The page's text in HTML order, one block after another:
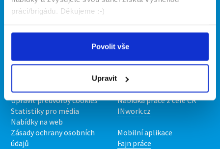
práci/brigádu. Děkujeme :-)
Povolit vše
Upravit
Hledané brigády
Ceník
Kontakt
Podmínky
Upravit předvolby cookies
Statistiky pro média
Nabídky na web
Zásady ochrany osobních
údajů
Naše další projekty
Mobilní aplikace
Fajn brigády
Nabídka práce z celé ČR
INwork.cz
Mobilní aplikace
Fajn práce